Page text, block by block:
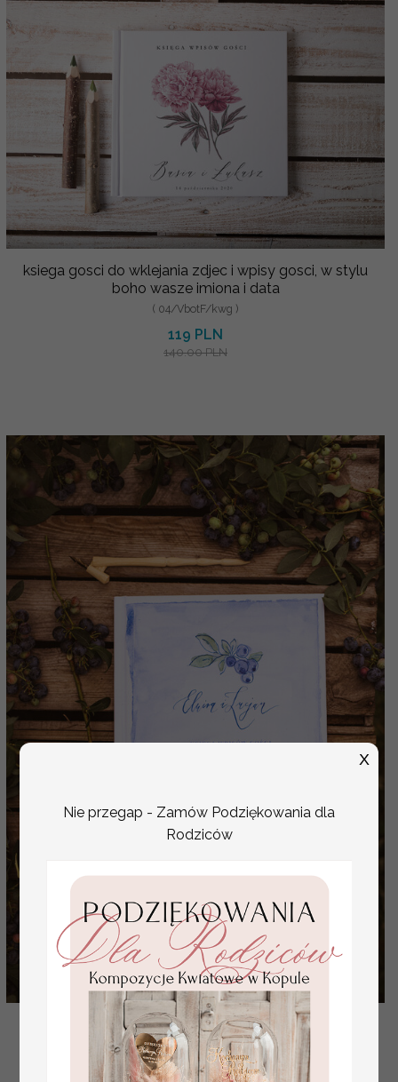
ksiega gosci do wklejania zdjec i wpisy gosci, w stylu
boho wasze imiona i data
( 04/VbotF/kwg )
119 PLN
140.00 PLN
pamiatkowa ksiega gosci weselnych, rustykalna ty
decydujesz o kazdym szczegole
( 2/kaligrafia/kwg )
Nie przegap - Zamów Podziękowania dla
Rodziców
X